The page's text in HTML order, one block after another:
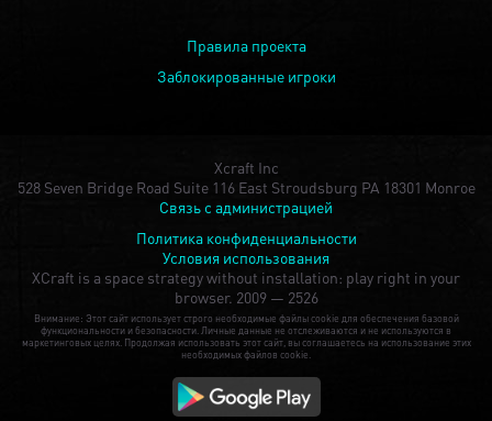
Правила проекта
Заблокированные игроки
Xcraft Inc
528 Seven Bridge Road Suite 116 East Stroudsburg PA 18301 Monroe
Связь с администрацией
Политика конфиденциальности
Условия использования
XCraft is a space strategy without installation: play right in your
browser. 2009 — 2526
Внимание: Этот сайт использует строго необходимые файлы cookie для обеспечения базовой
функциональности и безопасности. Личные данные не отслеживаются и не используются в
маркетинговых целях. Продолжая использовать этот сайт, вы соглашаетесь на использование этих
необходимых файлов cookie.